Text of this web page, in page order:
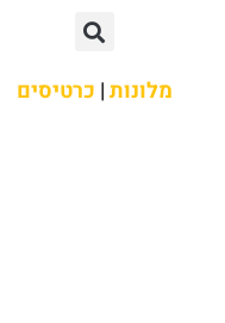
מלונות| כרטיסים